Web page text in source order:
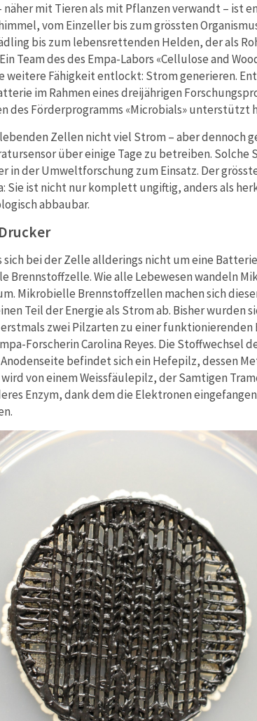
mit Tieren als mit Pflanzen verwandt – ist
vom Einzeller bis zum grössten
bis zum lebensrettenden Helden, der als
Team des des Empa-Labors «Cellulose and
weitere Fähigkeit entlockt: Strom generieren.
im Rahmen eines dreijährigen
des Förderprogramms «Microbials» unterstützt
Zellen nicht viel Strom – aber dennoch
über einige Tage zu betreiben. Solche
in der Umweltforschung zum Einsatz. Der
Sie ist nicht nur komplett ungiftig, anders als
abbaubar.
sich bei der Zelle allderings nicht um eine
Brennstoffzelle. Wie alle Lebewesen wandeln
Mikrobielle Brennstoffzellen machen sich
Teil der Energie als Strom ab. Bisher wurden
zwei Pilzarten zu einer
Forscherin Carolina Reyes. Die Stoffwechsel
befindet sich ein Hefepilz, dessen
von einem Weissfäulepilz, der Samtigen
Enzym, dank dem die Elektronen